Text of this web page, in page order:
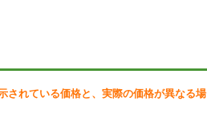
されている価格と、実際の価格が異なる場